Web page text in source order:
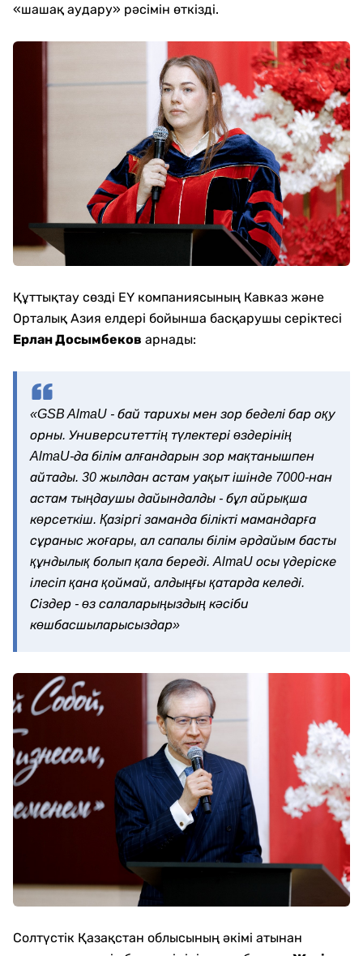
«шашақ аудару» рәсімін өткізді.
Құттықтау сөзді EY компаниясының Кавказ және
Орталық Азия елдері бойынша басқарушы серіктесі
Ерлан Досымбеков арнады:
«GSB AlmaU - бай тарихы мен зор беделі бар оқу
орны. Университеттің түлектері өздерінің
AlmaU-да білім алғандарын зор мақтанышпен
айтады. 30 жылдан астам уақыт ішінде 7000-нан
астам тыңдаушы дайындалды - бұл айрықша
көрсеткіш. Қазіргі заманда білікті мамандарға
сұраныс жоғары, ал сапалы білім әрдайым басты
құндылық болып қала береді. AlmaU осы үдеріске
ілесіп қана қоймай, алдыңғы қатарда келеді.
Сіздер - өз салаларыңыздың кәсіби
көшбасшыларысыздар»
Солтүстік Қазақстан облысының әкімі атынан